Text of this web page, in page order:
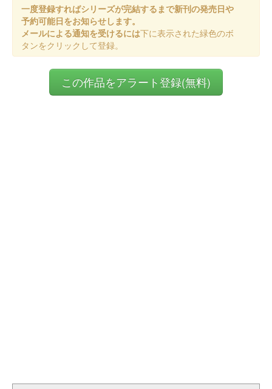
一度登録すればシリーズが完結するまで新刊の発売日や
予約可能日をお知らせします。
メールによる通知を受けるには下に表示された緑色のボ
タンをクリックして登録。
この作品をアラート登録(無料)